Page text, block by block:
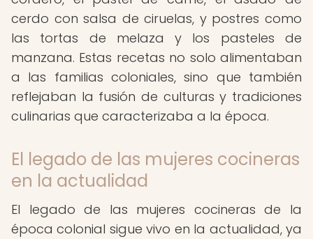
cerdo con salsa de ciruelas, y postres como
las tortas de melaza y los pasteles de
manzana. Estas recetas no solo alimentaban
a las familias coloniales, sino que también
reflejaban la fusión de culturas y tradiciones
culinarias que caracterizaba a la época.
El legado de las mujeres cocineras
en la actualidad
El legado de las mujeres cocineras de la
época colonial sigue vivo en la actualidad, ya